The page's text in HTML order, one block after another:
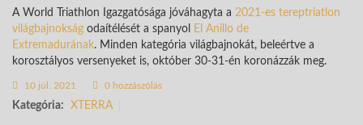
A World Triathlon Igazgatósága jóváhagyta a 2021-es tereptriatlon
világbajnokság odaítélését a spanyol
El Anillo de
Extremadurának. Minden kategória világbajnokát, beleértve a
korosztályos versenyeket is, október 30-31-én koronázzák meg.
10 júl. 2021 0 hozzászólás
Kategória: XTERRA